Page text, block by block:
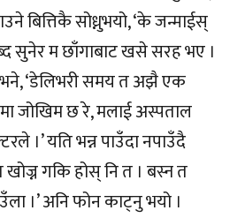
बित्तिकै सोध्नुभयो, ‘के जन्माईस्
सुनेर म छाँगाबाट खसे सरह भए ।
‘डेलिभरी समय त अझै एक
जोखिम छ रे, मलाई अस्पताल
।’ यति भन्न पाउँदा नपाउँदै
खोज्न गकि होस् नि त । बस्न त
।’ अनि फोन काट्नु भयो ।